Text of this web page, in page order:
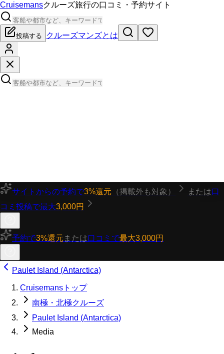
Cruisemansクルーズ旅行の口コミ・予約サイト
投稿する クルーズマンズとは
サイトからの予約で3%還元 （掲載外も対象） または口
コミ投稿で最大3,000円
予約で3%還元 または口コミで最大3,000円
Paulet Island (Antarctica)
Cruisemansトップ
南極・北極クルーズ
Paulet Island (Antarctica)
Media